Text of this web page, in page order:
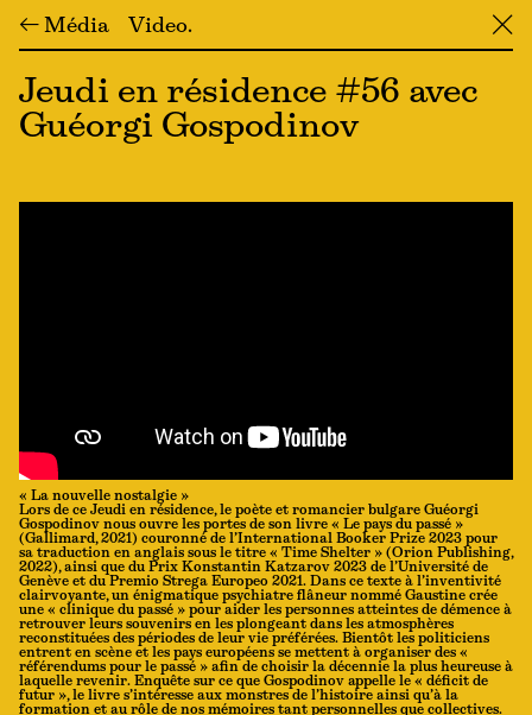
← Média Video ╳
Jeudi en résidence #56 avec
Guéorgi Gospodinov
« La nouvelle nostalgie »
Lors de ce Jeudi en résidence, le poète et romancier bulgare Guéorgi
Gospodinov nous ouvre les portes de son livre « Le pays du passé »
(Gallimard, 2021) couronné de l’International Booker Prize 2023 pour
sa traduction en anglais sous le titre « Time Shelter » (Orion Publishing,
2022), ainsi que du Prix Konstantin Katzarov 2023 de l’Université de
Genève et du Premio Strega Europeo 2021. Dans ce texte à l’inventivité
clairvoyante, un énigmatique psychiatre flâneur nommé Gaustine crée
une « clinique du passé » pour aider les personnes atteintes de démence à
retrouver leurs souvenirs en les plongeant dans les atmosphères
reconstituées des périodes de leur vie préférées. Bientôt les politiciens
entrent en scène et les pays européens se mettent à organiser des «
référendums pour le passé » afin de choisir la décennie la plus heureuse à
laquelle revenir. Enquête sur ce que Gospodinov appelle le « déficit de
futur », le livre s’intéresse aux monstres de l’histoire ainsi qu’à la
formation et au rôle de nos mémoires tant personnelles que collectives.